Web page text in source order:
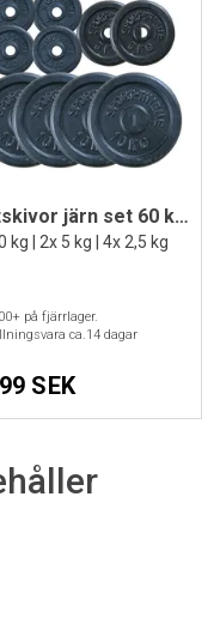
Viktskivor järn set 60 kg - 30 mm
kg | 2x 5 kg | 4x 2,5 kg
på fjärrlager.
ca.14dagar
SEK